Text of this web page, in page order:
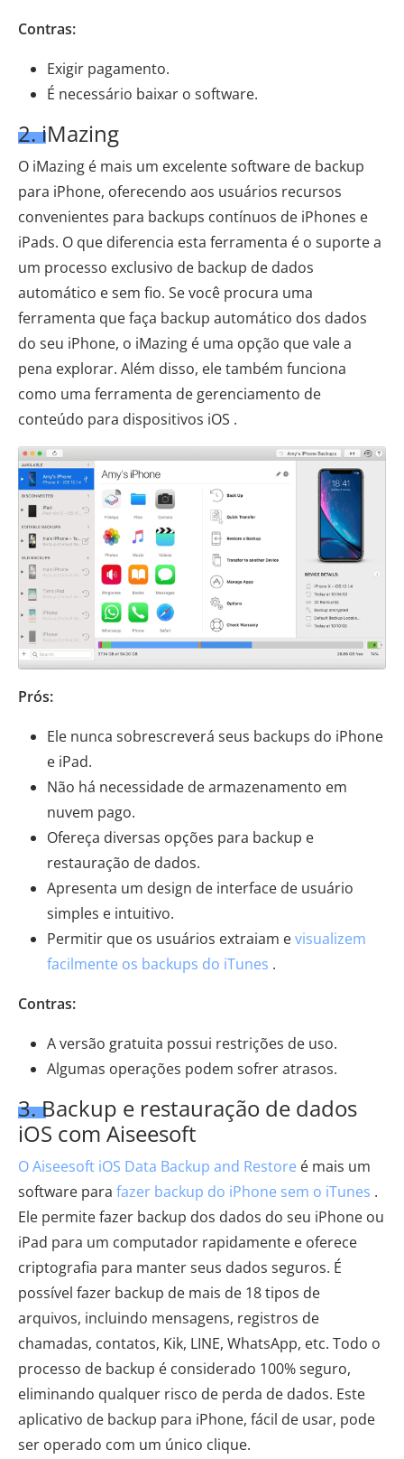
Contras:
Exigir pagamento.
É necessário baixar o software.
2. iMazing
O iMazing é mais um excelente software de backup
para iPhone, oferecendo aos usuários recursos
convenientes para backups contínuos de iPhones e
iPads. O que diferencia esta ferramenta é o suporte a
um processo exclusivo de backup de dados
automático e sem fio. Se você procura uma
ferramenta que faça backup automático dos dados
do seu iPhone, o iMazing é uma opção que vale a
pena explorar. Além disso, ele também funciona
como uma ferramenta de gerenciamento de
conteúdo para dispositivos iOS .
Prós:
Ele nunca sobrescreverá seus backups do iPhone
e iPad.
Não há necessidade de armazenamento em
nuvem pago.
Ofereça diversas opções para backup e
restauração de dados.
Apresenta um design de interface de usuário
simples e intuitivo.
Permitir que os usuários extraiam evisualizem
facilmente os backups do iTunes .
Contras:
A versão gratuita possui restrições de uso.
Algumas operações podem sofrer atrasos.
3. Backup e restauração de dados
iOS com Aiseesoft
O Aiseesoft iOS Data Backup and Restore é mais um
software para fazer backup do iPhone sem o iTunes .
Ele permite fazer backup dos dados do seu iPhone ou
iPad para um computador rapidamente e oferece
criptografia para manter seus dados seguros. É
possível fazer backup de mais de 18 tipos de
arquivos, incluindo mensagens, registros de
chamadas, contatos, Kik, LINE, WhatsApp, etc. Todo o
processo de backup é considerado 100% seguro,
eliminando qualquer risco de perda de dados. Este
aplicativo de backup para iPhone, fácil de usar, pode
ser operado com um único clique.